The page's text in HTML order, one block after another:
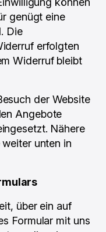
genügt eine
Die
erfolgten
Widerruf bleibt
der Website
Angebote
Nähere
unten in
über ein auf
Formular mit uns